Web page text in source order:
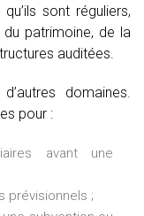
sont réguliers,
patrimoine, de la
auditées.
domaines.
pour :
avant une
prévisionnels ;